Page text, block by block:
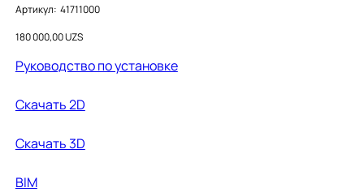
Артикул:
Артикул:
41711000
41711000
Цена
180 000,00 UZS
Руководство по установке
Cкачать 2D
Cкачать 3D
BIM